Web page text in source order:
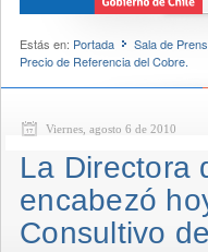
Estás en: Portada Sala de
Precio de Referencia del Cobre.
Viernes, agosto 6 de 2010
La Directora
encabezó
Consultivo